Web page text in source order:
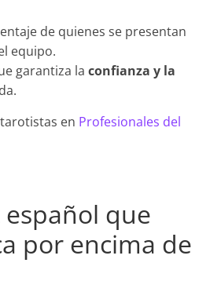
de quienes se presentan
equipo.
garantiza laconfianza y la
en Profesionales del
que
por encima de